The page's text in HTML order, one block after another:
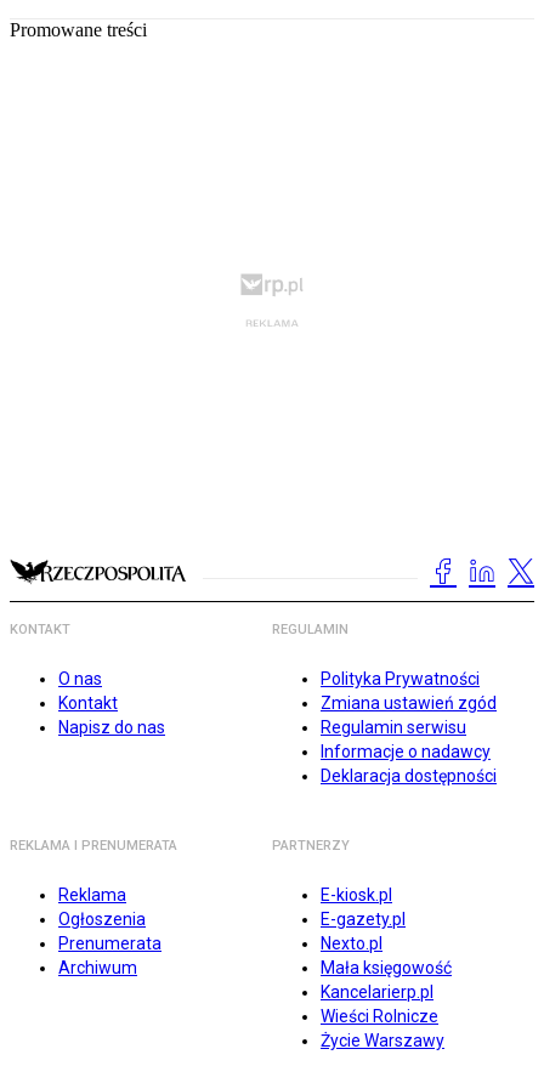
Promowane treści
KONTAKT
O nas
Kontakt
Napisz do nas
REGULAMIN
Polityka Prywatności
Zmiana ustawień zgód
Regulamin serwisu
Informacje o nadawcy
Deklaracja dostępności
REKLAMA I PRENUMERATA
Reklama
Ogłoszenia
Prenumerata
Archiwum
PARTNERZY
E-kiosk.pl
E-gazety.pl
Nexto.pl
Mała księgowość
Kancelarierp.pl
Wieści Rolnicze
Życie Warszawy